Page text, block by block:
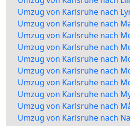
Umzug von Karlsruhe nach
Umzug von Karlsruhe nach
Umzug von Karlsruhe nach
Umzug von Karlsruhe nach
Umzug von Karlsruhe nach
Umzug von Karlsruhe nach
Umzug von Karlsruhe nach
Umzug von Karlsruhe nach
Umzug von Karlsruhe nach
Umzug von Karlsruhe nach